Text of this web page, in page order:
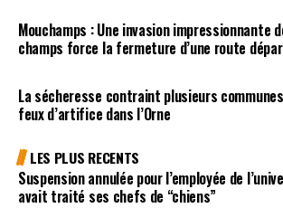
Mouchamps : Une invasion impressionnante
champs force la fermeture d’une route
La sécheresse contraint plusieurs
feux d’artifice dans l’Orne
LES PLUS RECENTS
Suspension annulée pour l’employée de
avait traité ses chefs de “chiens”